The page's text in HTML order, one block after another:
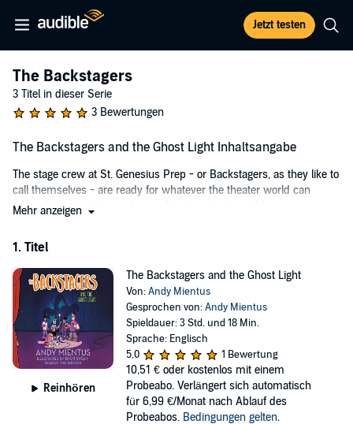
Jetzt testen
The Backstagers
3 Titel in dieser Serie
3 Bewertungen
The Backstagers and the Ghost Light Inhaltsangabe
The stage crew at St. Genesius Prep - or Backstagers, as they like to
call themselves - are ready for whatever the theater world can
throw their way: the madness of tech week, inevitable prop
job!
But lately, someone - or something - seems set on ruining their
production ofPhantasm . It all started when an actor brought a Spirit
Board to the cast party, and the ghost light blew out. Every good
theater kid knows that a ghost light must be left on to keep ghosts
from moving in the shadows of an empty theater. To figure out
what’s haunting the theater and save the show, the Backstagers will
have to use their smarts, bravery, and a little bit of magic!
©2018 Andy Mientus (P)2020 Dreamscape Media, LLC
Mehr anzeigen
1. Titel
Reinhören
The Backstagers and the Ghost Light
Von:Andy Mientus
Gesprochen von:Andy Mientus
Spieldauer: 3 Std. und 18 Min.
Sprache: Englisch
5,0
1 Bewertung
10,51 € oder kostenlos mit einem
Probeabo. Verlängert sich automatisch
für 6,99 €/Monat nach Ablauf des
Probeabos. Bedingungen gelten.